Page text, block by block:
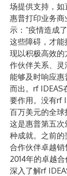
场提供支持，如
惠普打印业务
示：“疫情造成
这些障碍，才
现以积极高效
作伙伴关系、
能够及时响应
而出。rf IDEAS
要作用。没有rf
百万美元的全球
这是惠普第五
种成就。之前
合作伙伴卓越销
2014年的卓越合
深入了解rf